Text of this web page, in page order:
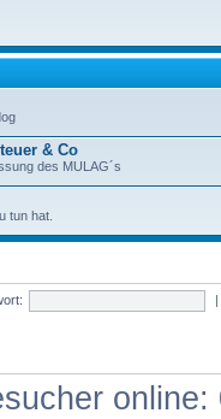
& Co
des MULAG´s
tun hat.
|